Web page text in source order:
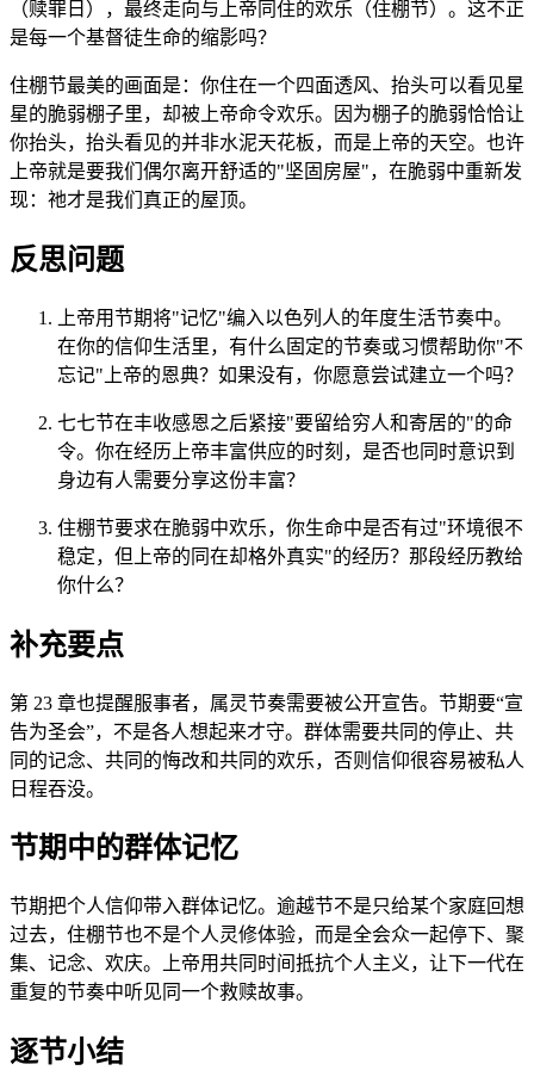
（赎罪日），最终走向与上帝同住的欢乐（住棚节）。这不正
是每一个基督徒生命的缩影吗？
住棚节最美的画面是：你住在一个四面透风、抬头可以看见星
星的脆弱棚子里，却被上帝命令欢乐。因为棚子的脆弱恰恰让
你抬头，抬头看见的并非水泥天花板，而是上帝的天空。也许
上帝就是要我们偶尔离开舒适的"坚固房屋"，在脆弱中重新发
现：祂才是我们真正的屋顶。
反思问题
上帝用节期将"记忆"编入以色列人的年度生活节奏中。
在你的信仰生活里，有什么固定的节奏或习惯帮助你"不
忘记"上帝的恩典？如果没有，你愿意尝试建立一个吗？
七七节在丰收感恩之后紧接"要留给穷人和寄居的"的命
令。你在经历上帝丰富供应的时刻，是否也同时意识到
身边有人需要分享这份丰富？
住棚节要求在脆弱中欢乐，你生命中是否有过"环境很不
稳定，但上帝的同在却格外真实"的经历？那段经历教给
你什么？
补充要点
第 23 章也提醒服事者，属灵节奏需要被公开宣告。节期要“宣
告为圣会”，不是各人想起来才守。群体需要共同的停止、共
同的记念、共同的悔改和共同的欢乐，否则信仰很容易被私人
日程吞没。
节期中的群体记忆
节期把个人信仰带入群体记忆。逾越节不是只给某个家庭回想
过去，住棚节也不是个人灵修体验，而是全会众一起停下、聚
集、记念、欢庆。上帝用共同时间抵抗个人主义，让下一代在
重复的节奏中听见同一个救赎故事。
逐节小结